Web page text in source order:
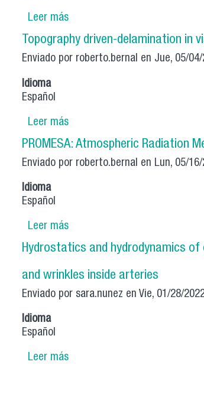
Leer mássobre Ecofriendly approach
Topography driven-delamination in
Enviado por roberto.bernal en Jue, 05/
Idioma
Español
Leer mássobre Topography driven-
PROMESA: Atmospheric Radiation
Enviado por roberto.bernal en Lun, 05/
Idioma
Español
Leer mássobre PROMESA:
Hydrostatics and hydrodynamics
and wrinkles inside arteries
Enviado por sara.nunez en Vie, 01/28/
Idioma
Español
Leer mássobre Hydrostatics and